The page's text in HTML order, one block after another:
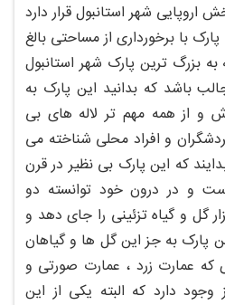
اروپایی شهر استانبول قرار دارد
پارک با برخورداری از مساحتی بالغ
به بزرگ ترین پارک شهر استانبول
باشد که بدانید این پارک به
و از همه مهم تر لاله های بی
و افراد محلی شناخته می
که این پارک بی نظیر در قرن
و در درون خود توانسته دو
گل و گیاه تزئینی را جای دهد و
پارک به جز این گل ها و گیاهان
عمارت زرد ، عمارت صورتی و
وجود دارد که البته یکی از این